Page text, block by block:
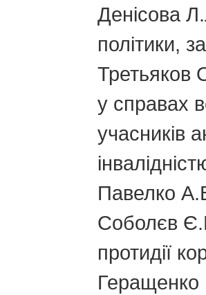
Денісова
політики,
Третьяков
у справах
учасників
Павелко
Соболєв
протидії
Геращенко